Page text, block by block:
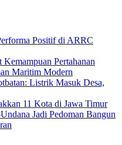
Positif di ARRC
Pertahanan
Maritim Modern
Listrik Masuk Desa,
11 Kota di Jawa Timur
Jadi Pedoman Bangun